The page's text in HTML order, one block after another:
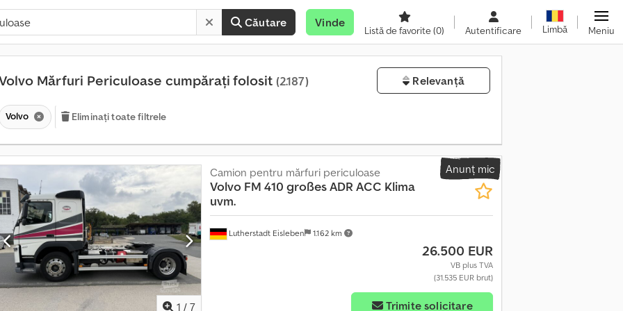
Căutare Vinde
Listă de favorite(0) Autentificare Limbă Meniu
Mărfuri Periculoase cumpărați folosit (2.187) Relevanță
Volvo Eliminați toate filtrele
Anunț mic
1 / 7
Lutherstadt Eisleben 1.162 km
Camion pentru mărfuri periculoase
Volvo FM 410 großes ADR ACC Klima
uvm.
26.500 EUR
VB plus TVA
(31.535 EUR brut)
Trimite solicitare
V
â
z
r